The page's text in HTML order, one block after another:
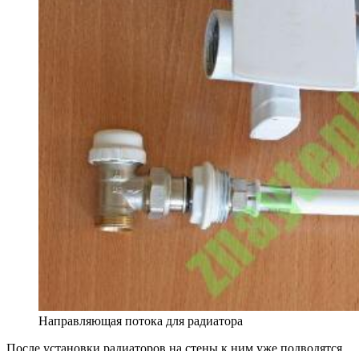
Направляющая потока для радиатора
После установки радиаторов на стены к ним уже подводятся